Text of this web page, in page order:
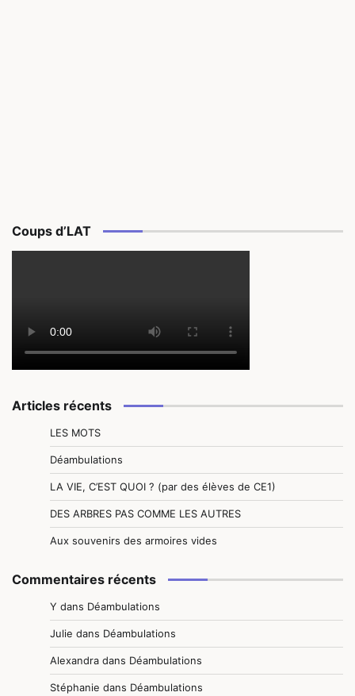
Coups d’LAT
Articles récents
LES MOTS
Déambulations
LA VIE, C’EST QUOI ? (par des élèves de CE1)
DES ARBRES PAS COMME LES AUTRES
Aux souvenirs des armoires vides
Commentaires récents
Y dans Déambulations
Julie dans Déambulations
Alexandra dans Déambulations
Stéphanie dans Déambulations